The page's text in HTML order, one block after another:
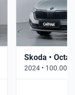
Skoda •
2024 • 100.000